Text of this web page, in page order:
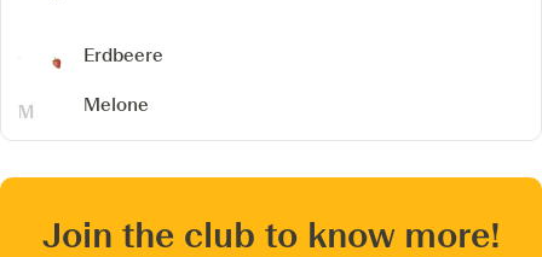
Erdbeere
Melone
Join the club to know more!